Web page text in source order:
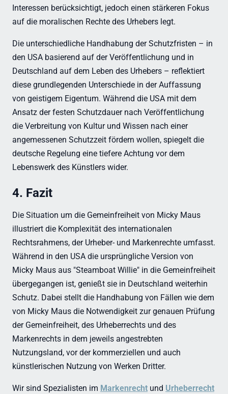
Interessen berücksichtigt, jedoch einen stärkeren Fokus
auf die moralischen Rechte des Urhebers legt.
Die unterschiedliche Handhabung der Schutzfristen – in
den USA basierend auf der Veröffentlichung und in
Deutschland auf dem Leben des Urhebers – reflektiert
diese grundlegenden Unterschiede in der Auffassung
von geistigem Eigentum. Während die USA mit dem
Ansatz der festen Schutzdauer nach Veröffentlichung
die Verbreitung von Kultur und Wissen nach einer
angemessenen Schutzzeit fördern wollen, spiegelt die
deutsche Regelung eine tiefere Achtung vor dem
Lebenswerk des Künstlers wider.
4. Fazit
Die Situation um die Gemeinfreiheit von Micky Maus
illustriert die Komplexität des internationalen
Rechtsrahmens, der Urheber- und Markenrechte umfasst.
Während in den USA die ursprüngliche Version von
Micky Maus aus "Steamboat Willie" in die Gemeinfreiheit
übergegangen ist, genießt sie in Deutschland weiterhin
Schutz. Dabei stellt die Handhabung von Fällen wie dem
von Micky Maus die Notwendigkeit zur genauen Prüfung
der Gemeinfreiheit, des Urheberrechts und des
Markenrechts in dem jeweils angestrebten
Nutzungsland, vor der kommerziellen und auch
künstlerischen Nutzung von Werken Dritter.
Wir sind Spezialisten im Markenrecht und Urheberrecht